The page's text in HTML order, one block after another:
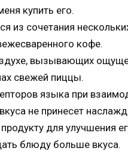
купить его.
из сочетания
кофе.
вызывающих
свежей пиццы.
языка при
не принесет
для улучшения
блюду больше вкуса.